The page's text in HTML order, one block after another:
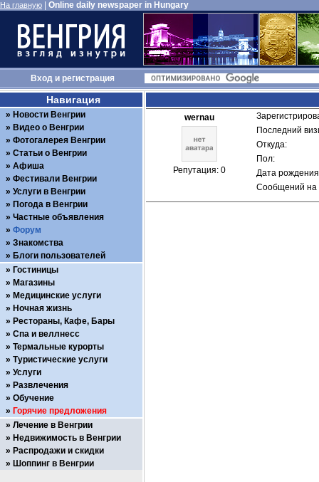
На главную Online daily newspaper in Hungary
Входи регистрация
wernau
Репутация: 0
Последний
Откуда:
Пол:
Дата
Сообщений на
Навигация
Новости Венгрии
Видео о Венгрии
Фотогалерея Венгрии
Статьи о Венгрии
Афиша
Фестивали Венгрии
Услуги в Венгрии
Погода в Венгрии
Частные объявления
Форум
Знакомства
Блоги пользователей
Гостиницы
Магазины
Медицинские услуги
Ночная жизнь
Рестораны, Кафе, Бары
Спа и веллнесс
Термальные курорты
Туристические услуги
Услуги
Развлечения
Обучение
Горячие предложения
Лечение в Венгрии
Недвижимость в Венгрии
Распродажи и скидки
Шоппинг в Венгрии